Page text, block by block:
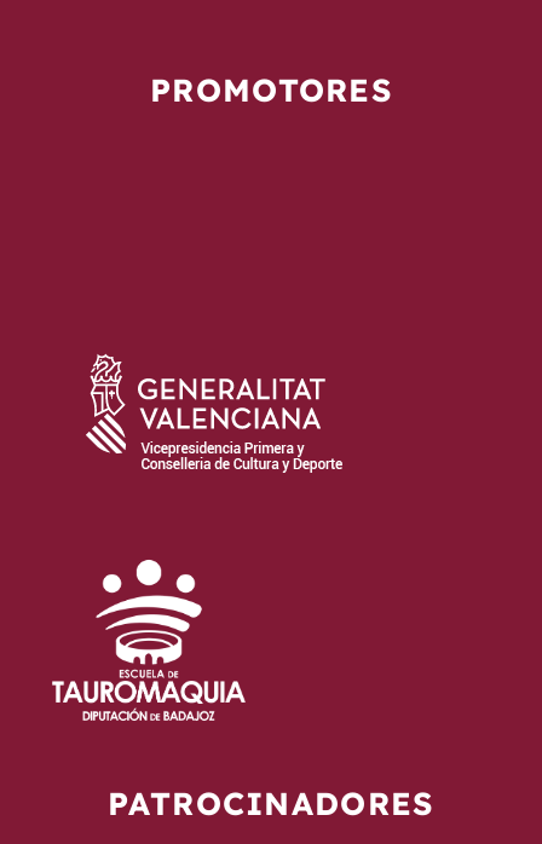
PROMOTORES
PATROCINADORES